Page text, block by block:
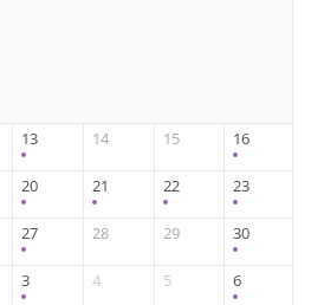
13 14 15 16
20 21 22 23
27 28 29 30
3 4 5 6